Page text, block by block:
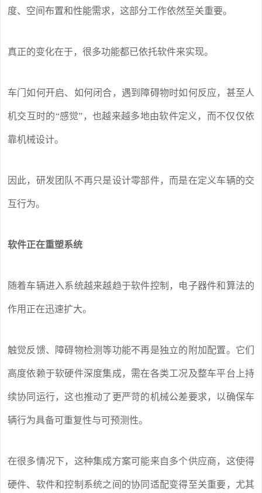
度、空间布置和性能需求，这部分工作依然至关重要。
真正的变化在于，很多功能都已依托软件来实现。
车门如何开启、如何闭合，遇到障碍物时如何反应，甚至人
机交互时的“感觉”，也越来越多地由软件定义，而不仅仅依
靠机械设计。
因此，研发团队不再只是设计零部件，而是在定义车辆的交
互行为。
软件正在重塑系统
随着车辆进入系统越来越趋于软件控制，电子器件和算法的
作用正在迅速扩大。
触觉反馈、障碍物检测等功能不再是独立的附加配置。它们
高度依赖于软硬件深度集成，需在各类工况及整车平台上持
续协同运行，这也推动了更严苛的机械公差要求，以确保车
辆行为具备可重复性与可预测性。
在很多情况下，这种集成方案可能来自多个供应商，这使得
硬件、软件和控制系统之间的协同适配变得至关重要，尤其